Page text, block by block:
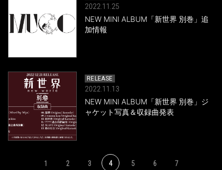
2022.11.25
NEW MINI ALBUM「新世界 別巻」追
加情報
RELEASE
2022.11.13
NEW MINI ALBUM「新世界 別巻」ジ
ャケット写真＆収録曲発表
1 2 3 4 5 6 7